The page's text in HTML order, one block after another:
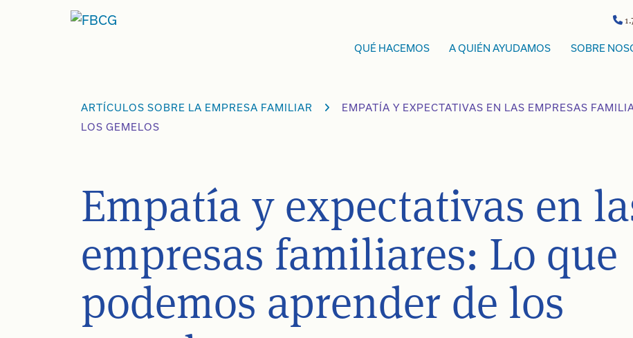
QUÉ HACEMOS A QUIÉN AYUDAMOS SOBRE
ARTÍCULOS SOBRE LA EMPRESA FAMILIAR
EMPATÍA Y EXPECTATIVAS EN LAS EMPRESAS
LOS GEMELOS
Empatía y expectativas en
empresas familiares: Lo que
podemos aprender de los